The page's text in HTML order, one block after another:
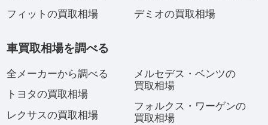
フィットの買取相場
デミオの買取相場
車買取相場を調べる
全メーカーから調べる
トヨタの買取相場
レクサスの買取相場
メルセデス・ベンツの
買取相場
フォルクス・ワーゲンの
買取相場